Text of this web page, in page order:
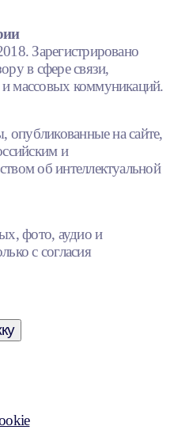
Зарегистрировано
в сфере связи,
массовых коммуникаций.
опубликованные на сайте,
и
об интеллектуальной
фото, аудио и
с согласия